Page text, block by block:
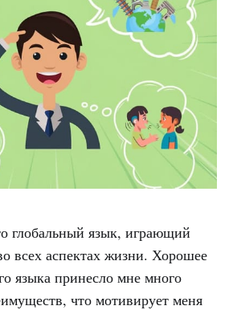
глобальный язык, играющий
всех аспектах жизни. Хорошее
языка принесло мне много
что мотивирует меня